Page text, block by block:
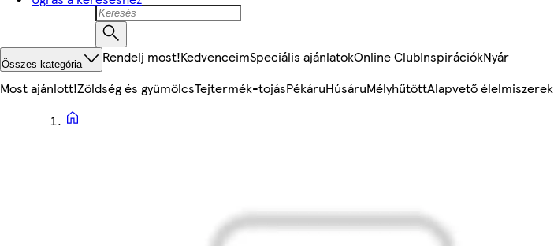
Összes kategória Rendelj most!KedvenceimSpeciális ajánlatokOnline ClubInspirációkNyár
Most ajánlott!Zöldség és gyümölcsTejtermék-tojásPékáruHúsáruMélyhűtöttAlapvető élelmiszerek